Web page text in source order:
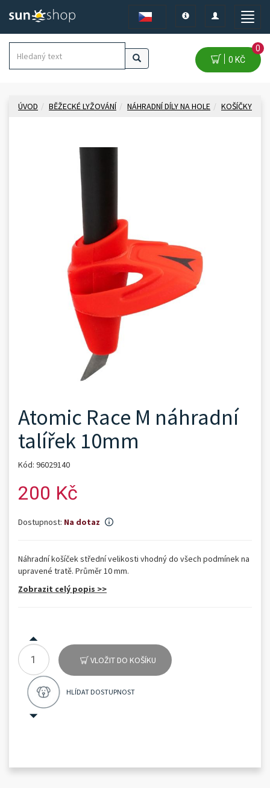
Toggle
Toggle
navigation
Toggle
0 KČ
0
ÚVOD BĚŽECKÉ LYŽOVÁNÍ NÁHRADNÍ DÍLY NA HOLE KOŠÍČKY
Atomic Race M náhradní
talířek 10mm
Kód: 96029140
200 Kč
Dostupnost: Na dotaz
Náhradní košíček střední velikosti vhodný do všech podmínek na
upravené tratě. Průměr 10 mm.
Zobrazit celý popis >>
VLOŽIT DO KOŠÍKU
HLÍDAT DOSTUPNOST